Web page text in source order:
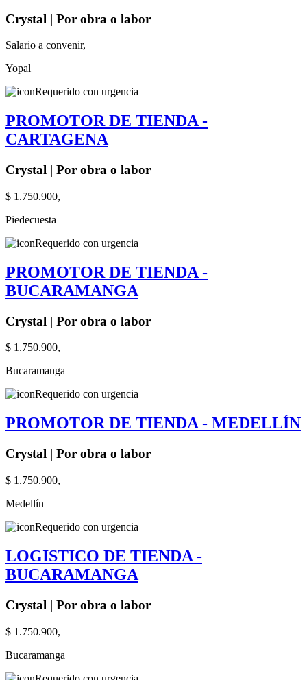
Crystal | Por obra o labor
Salario a convenir,
Yopal
Requerido con urgencia
PROMOTOR DE TIENDA -
CARTAGENA
Crystal | Por obra o labor
$ 1.750.900,
Piedecuesta
Requerido con urgencia
PROMOTOR DE TIENDA -
BUCARAMANGA
Crystal | Por obra o labor
$ 1.750.900,
Bucaramanga
Requerido con urgencia
PROMOTOR DE TIENDA - MEDELLÍN
Crystal | Por obra o labor
$ 1.750.900,
Medellín
Requerido con urgencia
LOGISTICO DE TIENDA -
BUCARAMANGA
Crystal | Por obra o labor
$ 1.750.900,
Bucaramanga